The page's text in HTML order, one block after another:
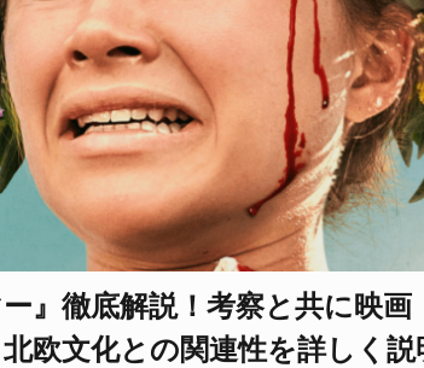
』徹底解説！考察と共に映画
欧文化との関連性を詳しく説